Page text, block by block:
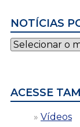
NOTÍCIAS
Notícias
por
ACESSE
Vídeos